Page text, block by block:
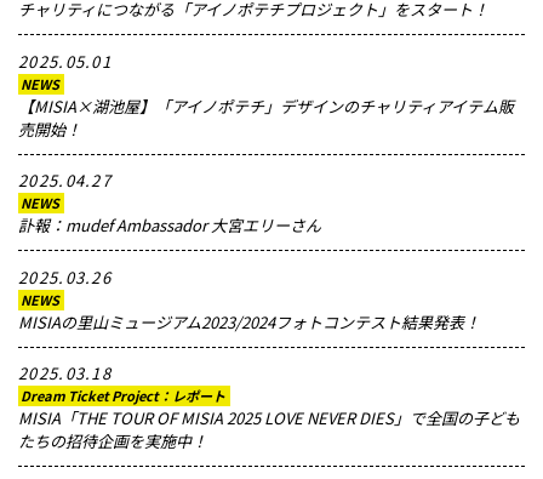
チャリティにつながる「アイノポテチプロジェクト」をスタート！
2025.05.01
NEWS
【MISIA×湖池屋】「アイノポテチ」デザインのチャリティアイテム販
売開始！
2025.04.27
NEWS
訃報：mudef Ambassador 大宮エリーさん
2025.03.26
NEWS
MISIAの里山ミュージアム2023/2024フォトコンテスト結果発表！
2025.03.18
Dream Ticket Project：レポート
MISIA「THE TOUR OF MISIA 2025 LOVE NEVER DIES」で全国の子ども
たちの招待企画を実施中！